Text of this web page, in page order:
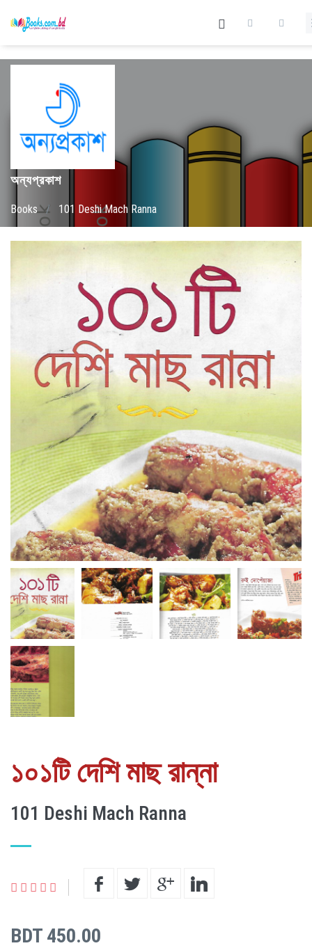
অন্যপ্রকাশ
Books / 101 Deshi Mach Ranna
১০১টি দেশি মাছ রান্না
101 Deshi Mach Ranna
BDT 450.00